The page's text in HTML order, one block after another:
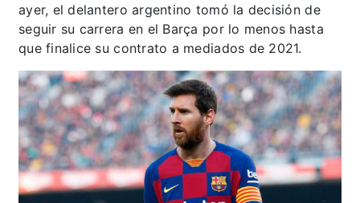
ayer, el delantero argentino tomó la decisión de
seguir su carrera en el Barça por lo menos hasta
que finalice su contrato a mediados de 2021.